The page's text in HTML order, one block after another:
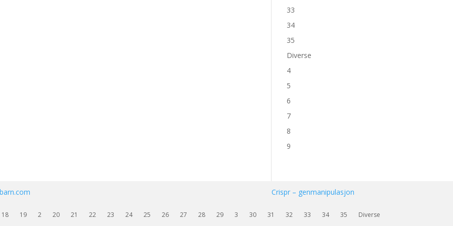
33
34
35
Diverse
4
5
6
7
8
9
Crispr – genmanipulasjon
18 19 2 20 21 22 23 24 25 26 27 28 29 3 30 31 32 33 34 35
Diverse